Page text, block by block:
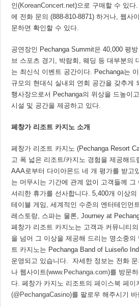
인(KoreanConcert.net)으로 구매할 수 있다
에 전화 문의 (888-810-8871) 하거나, 웹사
문하면 확인할 수 있다.
공연장인 Pechanga Summit은 40,000 평
브 스포츠 경기, 박람회, 웨딩 등 대부분의
는 최신식 이벤트 공간이다. Pechanga는
규모의 현대식 실내외 연회 공간을 갖추게
행사장으로서 Pechanga의 위상을 드높이
시설 및 공간을 제공하고 있다.
페창가 리조트 카지노 소개
페창가 리조트 카지노 (Pechanga Resort
고 폭 넓은 리조트/카지노 경험을 제공해드
AAA로부터 다이아몬드 네 개 평가를 받고
는 머무시는 기간에 관계 없이 고객들께 그
셔리한 휴가를 선사합니다. 5,400개 이상
테이블 게임, 세계적인 수준의 엔터테인먼
레스토랑, 스파는 물론, Journey at
페창가 리조트 카지노는 고객과 커뮤니티
을 넘어 그 이상을 제공해 드리는 명소중의
트 카지노는 Pechanga Band of Luiseño
운영되고 있습니다. 자세한 정보는 전화 문
나 웹사이트(www.Pechanga.com)를 방문
다. 페창가 카지노 리조트의페이스북 페이
(@PechangaCasino)를 팔로우 해주시기 바